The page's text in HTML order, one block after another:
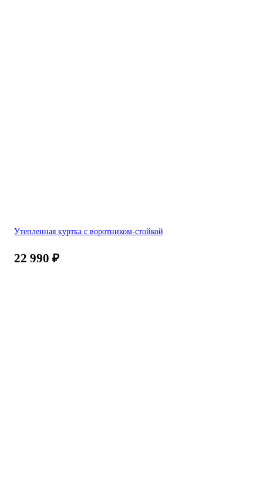
Утепленная куртка с воротником-стойкой
22 990 ₽